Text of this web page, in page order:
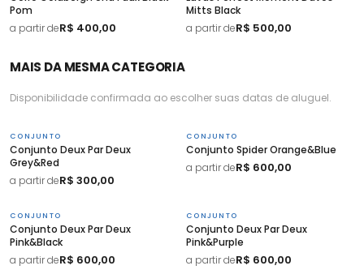
Pom
a partir deR$ 400,00
Mitts Black
a partir deR$ 500,00
MAIS DA MESMA CATEGORIA
Disponibilidade confirmada ao escolher suas datas de aluguel.
CONJUNTO
Conjunto Deux Par Deux
Grey&Red
a partir deR$ 300,00
CONJUNTO
Conjunto Spider Orange&Blue
a partir deR$ 600,00
CONJUNTO
Conjunto Deux Par Deux
Pink&Black
a partir deR$ 600,00
CONJUNTO
Conjunto Deux Par Deux
Pink&Purple
a partir deR$ 600,00